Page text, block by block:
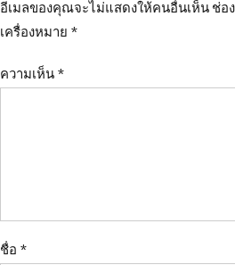
อีเมลของคุณจะไม่แสดงให้คนอื่นเห็น ช่อ
เครื่องหมาย *
ความเห็น *
ชื่อ *